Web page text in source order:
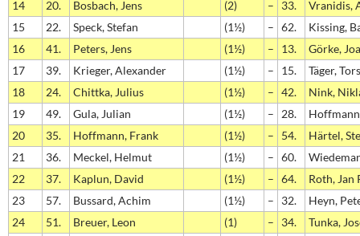
14
20. Bosbach, Jens (2) – 33.
Vranidis,
15
22. Speck, Stefan (1½) – 62.
Kissing,
16
41. Peters, Jens (1½) – 13.
Görke,
17
39. Krieger, Alexander (1½) – 15.
Täger,
18
24. Chittka, Julius (1½) – 42.
Nink,
19
49. Gula, Julian (1½) – 28.
20
35. Hoffmann, Frank (1½) – 54.
Härtel,
21
36. Meckel, Helmut (1½) – 60.
22
37. Kaplun, David (1½) – 64.
Roth, Jan
23
57. Bussard, Achim (1½) – 32.
Heyn,
24
51. Breuer, Leon (1) – 34.
Tunka,